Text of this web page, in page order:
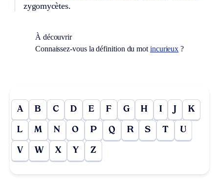
zygomycètes.
À découvrir
Connaissez-vous la définition du mot incurieux ?
A B C D E F G H I J K
L M N O P Q R S T U
V W X Y Z